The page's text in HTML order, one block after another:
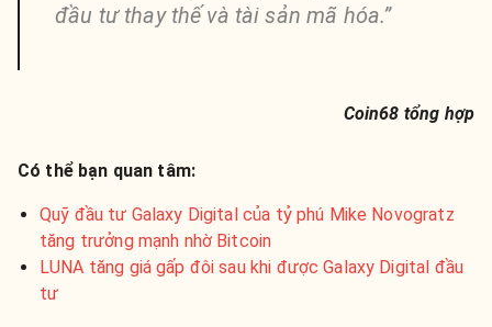
đầu tư thay thế và tài sản mã hóa.”
Coin68 tổng hợp
Có thể bạn quan tâm:
Quỹ đầu tư Galaxy Digital của tỷ phú Mike Novogratz
tăng trưởng mạnh nhờ Bitcoin
LUNA tăng giá gấp đôi sau khi được Galaxy Digital đầu
tư